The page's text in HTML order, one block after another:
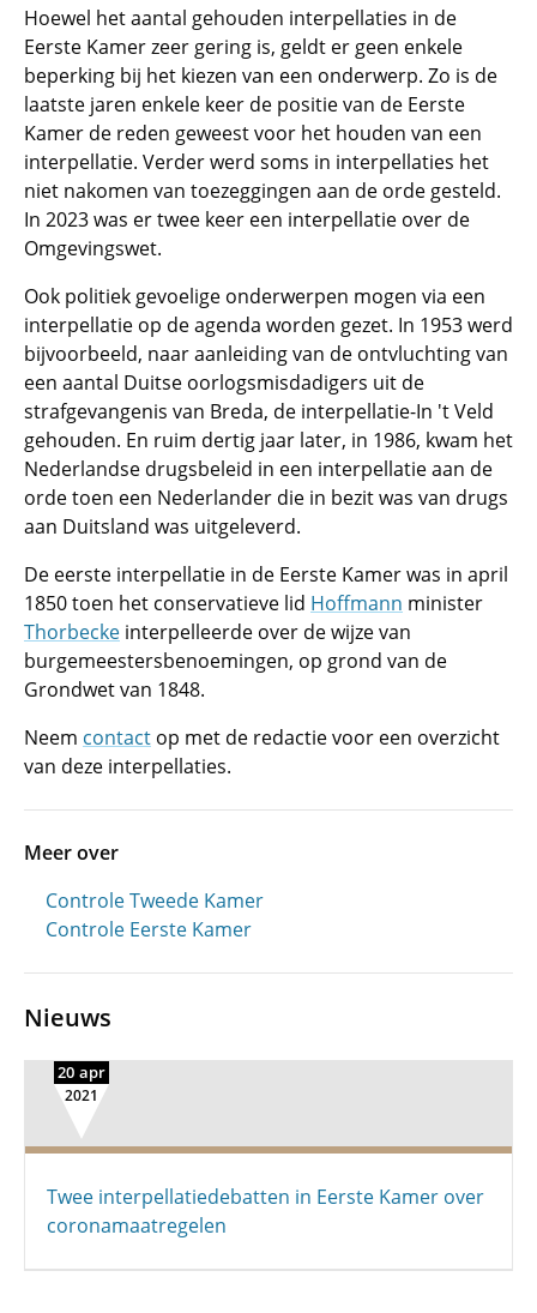
Hoewel het aantal gehouden interpellaties in de
Eerste Kamer zeer gering is, geldt er geen enkele
beperking bij het kiezen van een onderwerp. Zo is de
laatste jaren enkele keer de positie van de Eerste
Kamer de reden geweest voor het houden van een
interpellatie. Verder werd soms in interpellaties het
niet nakomen van toezeggingen aan de orde gesteld.
In 2023 was er twee keer een interpellatie over de
Omgevingswet.
Ook politiek gevoelige onderwerpen mogen via een
interpellatie op de agenda worden gezet. In 1953 werd
bijvoorbeeld, naar aanleiding van de ontvluchting van
een aantal Duitse oorlogsmisdadigers uit de
strafgevangenis van Breda, de interpellatie-In 't Veld
gehouden. En ruim dertig jaar later, in 1986, kwam het
Nederlandse drugsbeleid in een interpellatie aan de
orde toen een Nederlander die in bezit was van drugs
aan Duitsland was uitgeleverd.
De eerste interpellatie in de Eerste Kamer was in april
1850 toen het conservatieve lid Hoffmann minister
Thorbecke interpelleerde over de wijze van
burgemeestersbenoemingen, op grond van de
Grondwet van 1848.
Neem contact op met de redactie voor een overzicht
van deze interpellaties.
Meer over
Controle Tweede Kamer
Controle Eerste Kamer
Nieuws
20 apr
2021
Twee interpellatiedebatten in Eerste Kamer over
coronamaatregelen